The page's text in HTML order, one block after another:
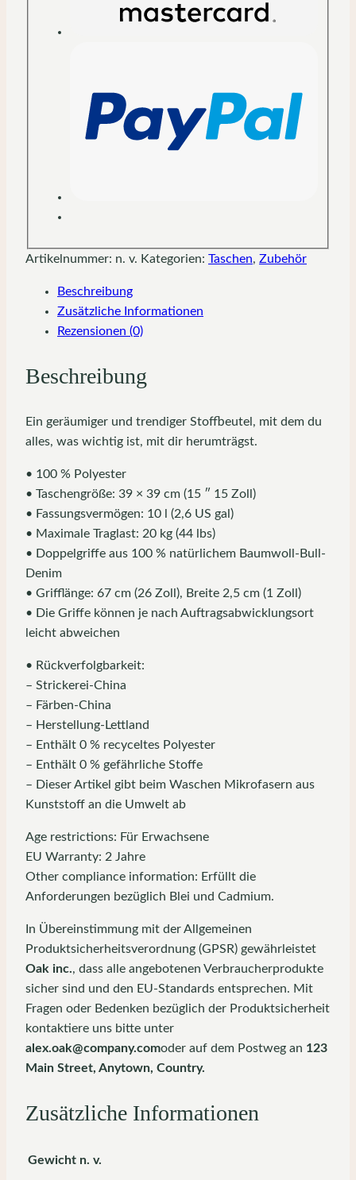
Artikelnummer: n. v. Kategorien: Taschen, Zubehör
Beschreibung
Zusätzliche Informationen
Rezensionen (0)
Beschreibung
Ein geräumiger und trendiger Stoffbeutel, mit dem du
alles, was wichtig ist, mit dir herumträgst.
• 100 % Polyester
• Taschengröße: 39 × 39 cm (15 ″ 15 Zoll)
• Fassungsvermögen: 10 l (2,6 US gal)
• Maximale Traglast: 20 kg (44 lbs)
• Doppelgriffe aus 100 % natürlichem Baumwoll-Bull-
Denim
• Grifflänge: 67 cm (26 Zoll), Breite 2,5 cm (1 Zoll)
• Die Griffe können je nach Auftragsabwicklungsort
leicht abweichen
• Rückverfolgbarkeit:
– Strickerei-China
– Färben-China
– Herstellung-Lettland
– Enthält 0 % recyceltes Polyester
– Enthält 0 % gefährliche Stoffe
– Dieser Artikel gibt beim Waschen Mikrofasern aus
Kunststoff an die Umwelt ab
Age restrictions: Für Erwachsene
EU Warranty: 2 Jahre
Other compliance information: Erfüllt die
Anforderungen bezüglich Blei und Cadmium.
In Übereinstimmung mit der Allgemeinen
Produktsicherheitsverordnung (GPSR) gewährleistet
Oak inc., dass alle angebotenen Verbraucherprodukte
sicher sind und den EU-Standards entsprechen. Mit
Fragen oder Bedenken bezüglich der Produktsicherheit
kontaktiere uns bitte unter
alex.oak@company.comoder auf dem Postweg an 123
Main Street, Anytown, Country.
Zusätzliche Informationen
Gewicht n. v.